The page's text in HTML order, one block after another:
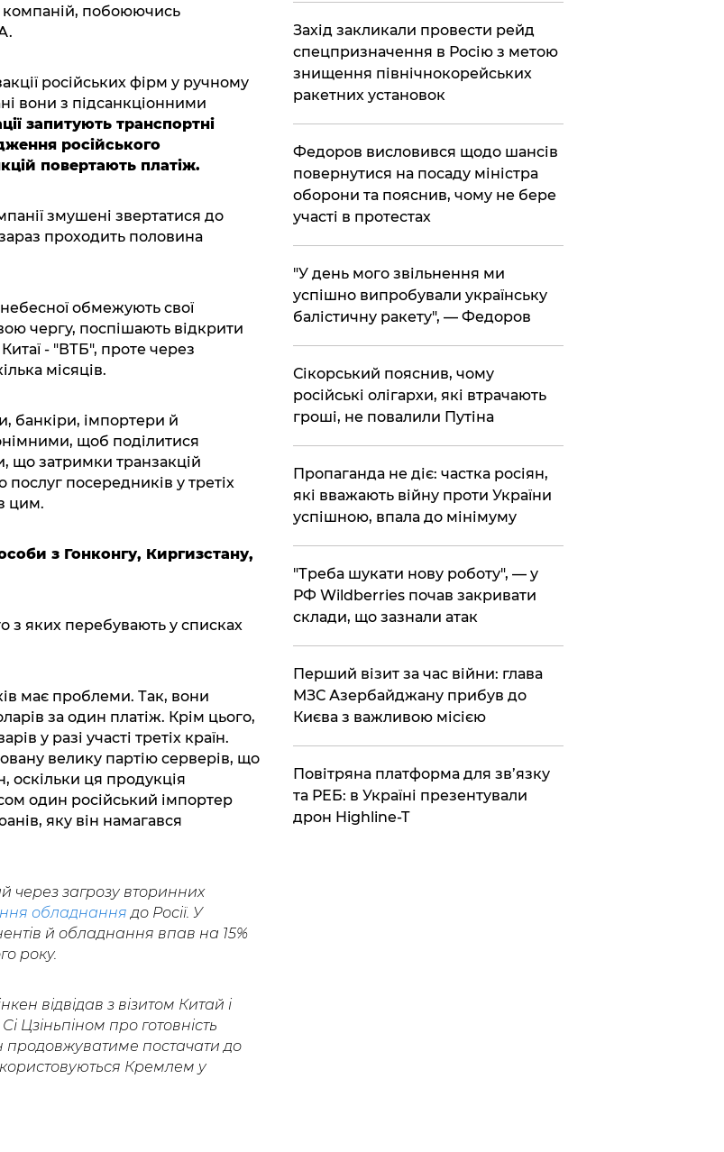
компаній, побоюючись
російських фірм у ручному
вони з підсанкціонними
запитують транспортні
російського
повертають платіж.
змушені звертатися до
проходить половина
обмежують свої
чергу, поспішають відкрити
- "ВТБ", проте через
місяців.
банкіри, імпортери й
щоб поділитися
що затримки транзакцій
послуг посередників у третіх
цим.
з Гонконгу, Киргизстану,
з яких перебувають у списках
має проблеми. Так, вони
за один платіж. Крім цього,
у разі участі третіх країн.
велику партію серверів, що
оскільки ця продукція
один російський імпортер
яку він намагався
через загрозу вторинних
обладнання до Росії. У
й обладнання впав на 15%
року.
відвідав з візитом Китай і
Цзіньпіном про готовність
продовжуватиме постачати до
Кремлем у
​Захід закликали провести рейд
спецпризначення в Росію з метою
знищення північнокорейських
ракетних установок
​Федоров висловився щодо шансів
повернутися на посаду міністра
оборони та пояснив, чому не бере
участі в протестах
​"У день мого звільнення ми
успішно випробували українську
балістичну ракету", — Федоров
​Сікорський пояснив, чому
російські олігархи, які втрачають
гроші, не повалили Путіна
​Пропаганда не діє: частка росіян,
які вважають війну проти України
успішною, впала до мінімуму
​"Треба шукати нову роботу", — у
РФ Wildberries почав закривати
склади, що зазнали атак
​Перший візит за час війни: глава
МЗС Азербайджану прибув до
Києва з важливою місією
​Повітряна платформа для зв’язку
та РЕБ: в Україні презентували
дрон Highline-T